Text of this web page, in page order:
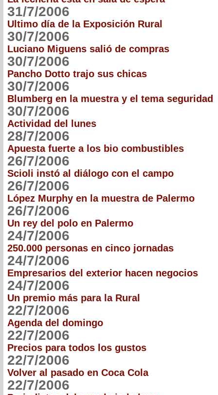
31/7/2006
Ultimo día de la Exposición Rural
30/7/2006
Luciano Miguens salió de compras
30/7/2006
Pancho Dotto trajo sus chicas
30/7/2006
Blumberg en la muestra y el tema seguridad
30/7/2006
Actividad del lunes
28/7/2006
Apuesta fuerte a los bio combustibles
26/7/2006
Scioli instó al diálogo con el campo
26/7/2006
López Murphy en la muestra de Palermo
26/7/2006
Un rey del polo en Palermo
24/7/2006
250.000 personas en cinco jornadas
24/7/2006
Empresarios del exterior hacen negocios
24/7/2006
Un premio más para la Rural
22/7/2006
Agenda del domingo
22/7/2006
Precios para todos los gustos
22/7/2006
Volver al pasado en Coca Cola
22/7/2006